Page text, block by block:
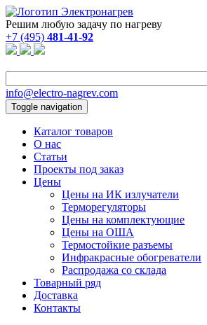
Решим любую задачу по нагреву
+7 (495) 481-41-92
info@electro-nagrev.com
Toggle navigation
Каталог товаров
О нас
Статьи
Проекты под заказ
Цены
Цены на ИК излучатели
Терморегуляторы
Цены на комплектующие
Цены на ОША
Термостойкие разъемы
Инфракрасные обогреватели
Распродажа со склада
Товарный ряд
Доставка
Контакты